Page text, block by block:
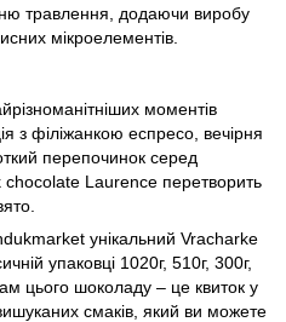
травлення, додаючи виробу
мікроелементів.
моментів
з філіжанкою еспресо, вечірня
перепочинок серед
Laurence перетворить
унікальний Vracharke
упаковці 1020г, 510г, 300г,
цього шоколаду – це квиток у
смаків, який ви можете